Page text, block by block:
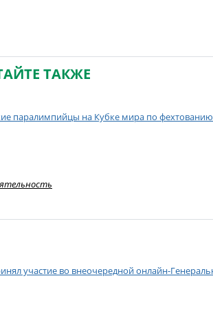
ТАКЖЕ
паралимпийцы на Кубке мира по фехтованию
участие во внеочередной онлайн-